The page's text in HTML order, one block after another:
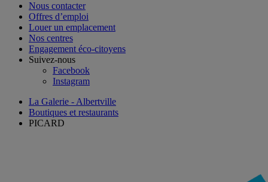
Nous contacter
Offres d’emploi
Louer un emplacement
Nos centres
Engagement éco-citoyens
Suivez-nous
Facebook
Instagram
La Galerie - Albertville
Boutiques et restaurants
PICARD